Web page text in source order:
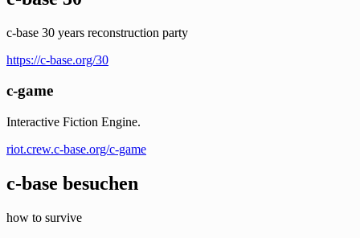
c-base 30 years reconstruction party
https://c-base.org/30
c-game
Interactive Fiction Engine.
riot.crew.c-base.org/c-game
c-base besuchen
how to survive